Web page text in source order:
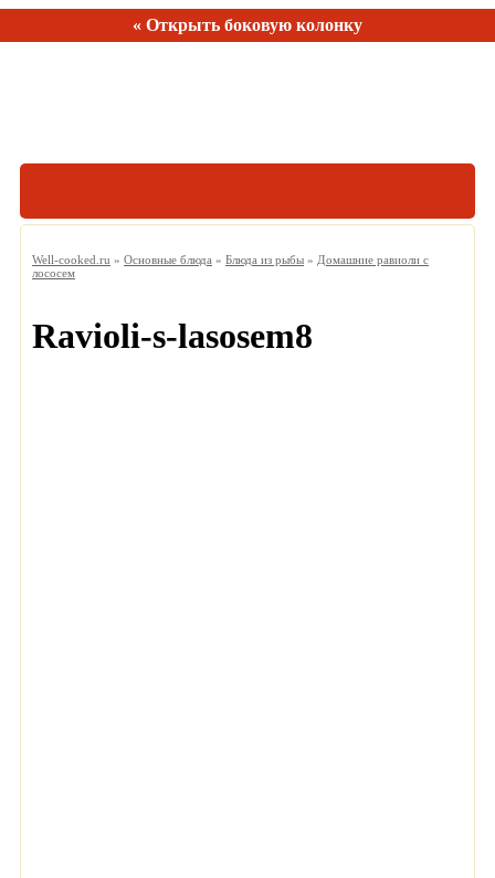
« Открыть боковую колонку
Рецептов:150
Well-cooked.ru » Основные блюда » Блюда из рыбы » Домашние равиоли с
лососем
Ravioli-s-lasosem8